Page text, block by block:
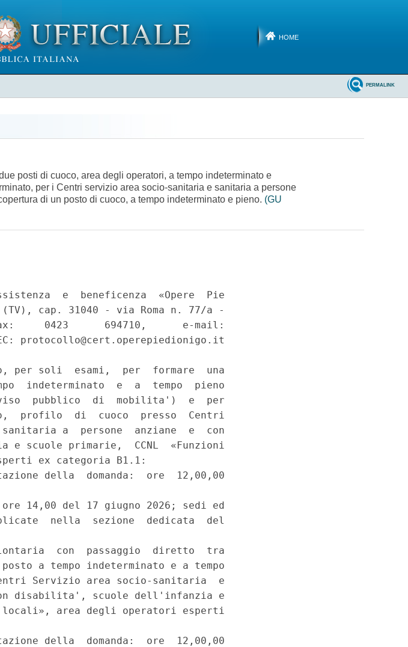
HOME
PERMALINK
posti di cuoco, area degli operatori, a tempo indeterminato e
per i Centri servizio area socio-sanitaria e sanitaria a persone
di un posto di cuoco, a tempo indeterminato e pieno. (GU